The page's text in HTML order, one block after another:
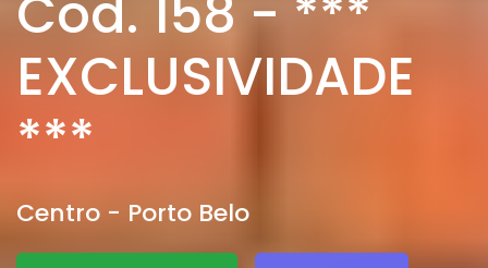
Centro - Porto Belo